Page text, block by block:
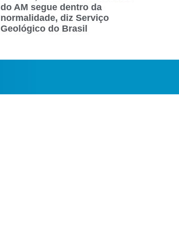
do AM segue dentro da
normalidade, diz Serviço
Geológico do Brasil